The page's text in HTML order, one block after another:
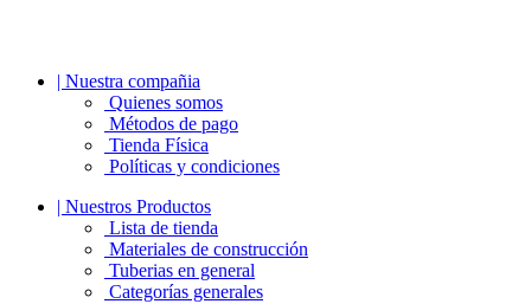
| Nuestra compañia
Quienes somos
Métodos de pago
Tienda Física
Políticas y condiciones
| Nuestros Productos
Lista de tienda
Materiales de construcción
Tuberias en general
Categorías generales